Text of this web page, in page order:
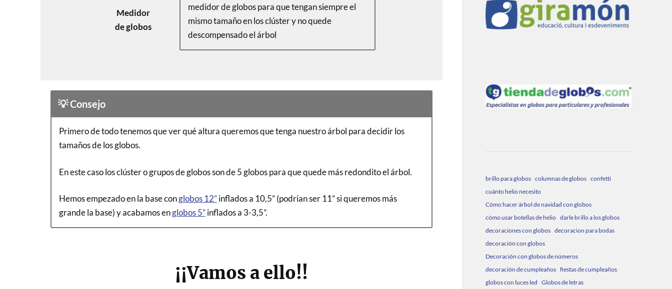
Medidor
de globos
medidor de globos para que tengan siempre el
mismo tamaño en los clúster y no quede
descompensado el árbol
💡 Consejo
Primero de todo tenemos que ver qué altura queremos que tenga nuestro árbol para decidir los
tamaños de los globos.
En este caso los clúster o grupos de globos son de 5 globos para que quede más redondito el árbol.
Hemos empezado en la base conglobos 12”inflados a 10,5” (podrían ser 11” si queremos más
grande la base) y acabamos englobos 5”inflados a 3-3,5”.
¡¡Vamos a ello!!
brillo para globos columnas de globos confetti
cuánto helio necesito
Cómo hacer árbol de navidad con globos
cómo usar botellas de helio darle brillo a los globos
decoraciones con globos decoracion para bodas
decoración con globos
Decoración con globos de números
decoración de cumpleaños fiestas de cumpleaños
globos con luces led Globos de letras